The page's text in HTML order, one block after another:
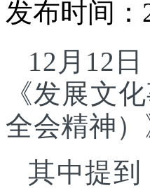
发布时间：
12月12
《发展文
全会精神）
其中提到